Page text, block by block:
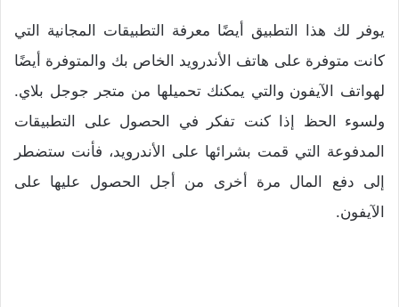
يوفر لك هذا التطبيق أيضًا معرفة التطبيقات المجانية التي
كانت متوفرة على هاتف الأندرويد الخاص بك والمتوفرة أيضًا
لهواتف الآيفون والتي يمكنك تحميلها من متجر جوجل بلاي.
ولسوء الحظ إذا كنت تفكر في الحصول على التطبيقات
المدفوعة التي قمت بشرائها على الأندرويد، فأنت ستضطر
إلى دفع المال مرة أخرى من أجل الحصول عليها على
الآيفون.